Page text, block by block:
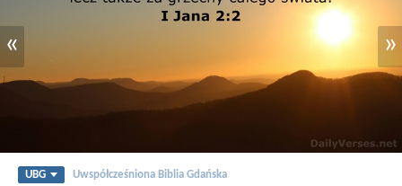
« »
UBG Uwspółcześniona Biblia Gdańska